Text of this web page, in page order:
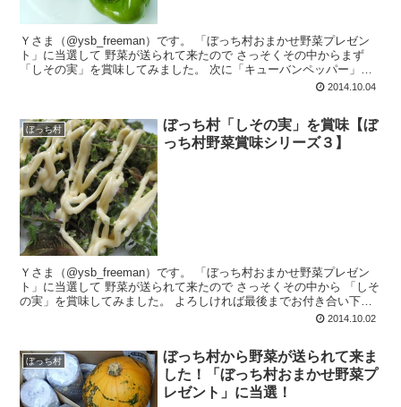
Ｙさま（@ysb_freeman）です。 「ぼっち村おまかせ野菜プレゼン
ト」に当選して 野菜が送られて来たので さっそくその中からまず
「しその実」を賞味してみました。 次に「キューバンペッパー」を
2014.10.04
ぼっち村
ぼっち村「しその実」を賞味【ぼ
っち村野菜賞味シリーズ３】
Ｙさま（@ysb_freeman）です。 「ぼっち村おまかせ野菜プレゼン
ト」に当選して 野菜が送られて来たので さっそくその中から 「しそ
の実」を賞味してみました。 よろしければ最後までお付き合い下さ
2014.10.02
ぼっち村
ぼっち村から野菜が送られて来ま
した！「ぼっち村おまかせ野菜プ
レゼント」に当選！